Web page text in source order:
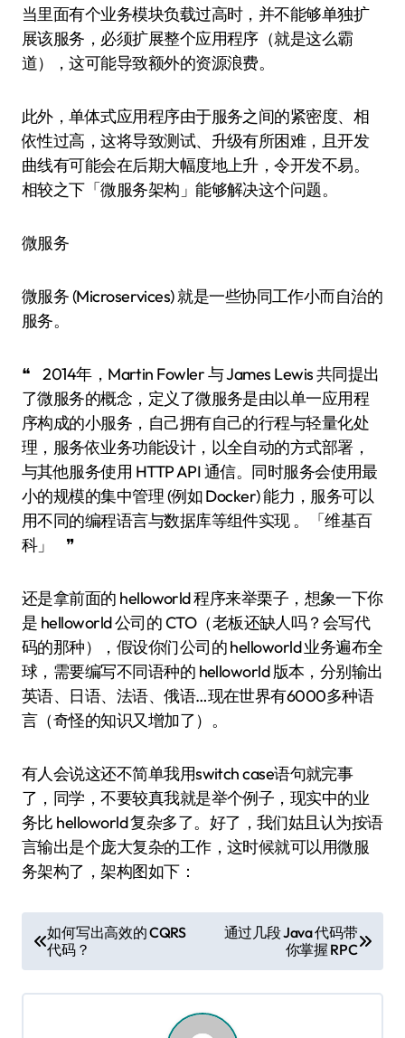
当里面有个业务模块负载过高时，并不能够单独扩
展该服务，必须扩展整个应用程序（就是这么霸
道），这可能导致额外的资源浪费。
此外，单体式应用程序由于服务之间的紧密度、相
依性过高，这将导致测试、升级有所困难，且开发
曲线有可能会在后期大幅度地上升，令开发不易。
相较之下「微服务架构」能够解决这个问题。
微服务
微服务 (Microservices) 就是一些协同工作小而自治的
服务。
❝ 2014年，Martin Fowler 与 James Lewis 共同提出
了微服务的概念，定义了微服务是由以单一应用程
序构成的小服务，自己拥有自己的行程与轻量化处
理，服务依业务功能设计，以全自动的方式部署，
与其他服务使用 HTTP API 通信。同时服务会使用最
小的规模的集中管理 (例如 Docker) 能力，服务可以
用不同的编程语言与数据库等组件实现 。「维基百
科」 ❞
还是拿前面的 helloworld 程序来举栗子，想象一下你
是 helloworld 公司的 CTO（老板还缺人吗？会写代
码的那种），假设你们公司的 helloworld 业务遍布全
球，需要编写不同语种的 helloworld 版本，分别输出
英语、日语、法语、俄语…现在世界有6000多种语
言（奇怪的知识又增加了）。
有人会说这还不简单我用switch case语句就完事
了，同学，不要较真我就是举个例子，现实中的业
务比 helloworld 复杂多了。好了，我们姑且认为按语
言输出是个庞大复杂的工作，这时候就可以用微服
务架构了，架构图如下：
章
导
如何写出高效的 CQRS
代码？
通过几段 Java 代码带
你掌握 RPC